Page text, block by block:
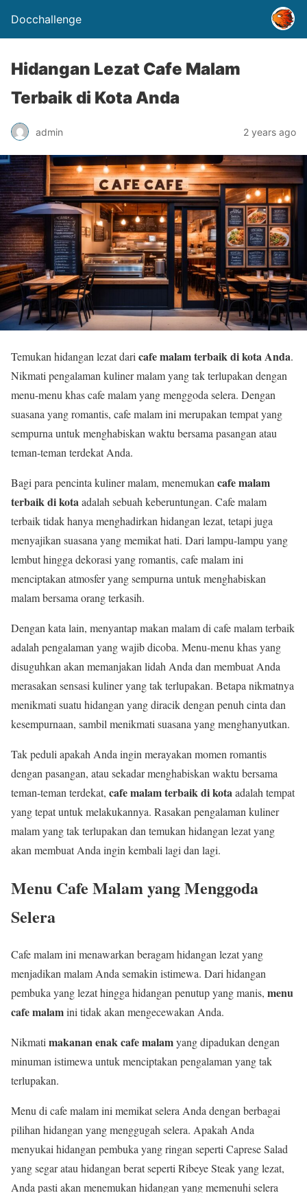
Docchallenge
Hidangan Lezat Cafe Malam
Terbaik di Kota Anda
admin 2 years ago
Temukan hidangan lezat dari cafe malam terbaik di kota Anda.
Nikmati pengalaman kuliner malam yang tak terlupakan dengan
menu-menu khas cafe malam yang menggoda selera. Dengan
suasana yang romantis, cafe malam ini merupakan tempat yang
sempurna untuk menghabiskan waktu bersama pasangan atau
teman-teman terdekat Anda.
Bagi para pencinta kuliner malam, menemukan cafe malam
terbaik di kotaadalah sebuah keberuntungan. Cafe malam
terbaik tidak hanya menghadirkan hidangan lezat, tetapi juga
menyajikan suasana yang memikat hati. Dari lampu-lampu yang
lembut hingga dekorasi yang romantis, cafe malam ini
menciptakan atmosfer yang sempurna untuk menghabiskan
malam bersama orang terkasih.
Dengan kata lain, menyantap makan malam di cafe malam terbaik
adalah pengalaman yang wajib dicoba. Menu-menu khas yang
disuguhkan akan memanjakan lidah Anda dan membuat Anda
merasakan sensasi kuliner yang tak terlupakan. Betapa nikmatnya
menikmati suatu hidangan yang diracik dengan penuh cinta dan
kesempurnaan, sambil menikmati suasana yang menghanyutkan.
Tak peduli apakah Anda ingin merayakan momen romantis
dengan pasangan, atau sekadar menghabiskan waktu bersama
teman-teman terdekat, cafe malam terbaik di kotaadalah tempat
yang tepat untuk melakukannya. Rasakan pengalaman kuliner
malam yang tak terlupakan dan temukan hidangan lezat yang
akan membuat Anda ingin kembali lagi dan lagi.
Menu Cafe Malam yang Menggoda
Selera
Cafe malam ini menawarkan beragam hidangan lezat yang
menjadikan malam Anda semakin istimewa. Dari hidangan
pembuka yang lezat hingga hidangan penutup yang manis, menu
cafe malamini tidak akan mengecewakan Anda.
Nikmati makanan enak cafe malamyang dipadukan dengan
minuman istimewa untuk menciptakan pengalaman yang tak
terlupakan.
Menu di cafe malam ini memikat selera Anda dengan berbagai
pilihan hidangan yang menggugah selera. Apakah Anda
menyukai hidangan pembuka yang ringan seperti Caprese Salad
yang segar atau hidangan berat seperti Ribeye Steak yang lezat,
Anda pasti akan menemukan hidangan yang memenuhi selera